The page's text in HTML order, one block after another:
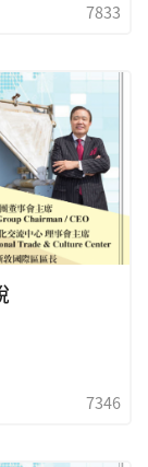
7833
7346